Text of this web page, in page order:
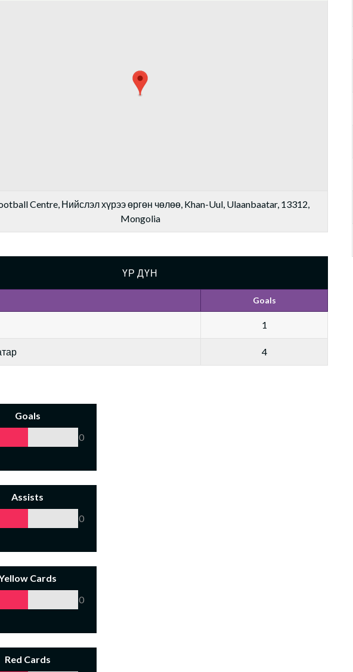
Centre, Нийслэл хүрээ өргөн чөлөө, Khan-Uul, Ulaanbaatar, 13312,
Mongolia
ҮР ДҮН
Goals
1
4
Goals
0
Assists
0
Cards
0
Red Cards